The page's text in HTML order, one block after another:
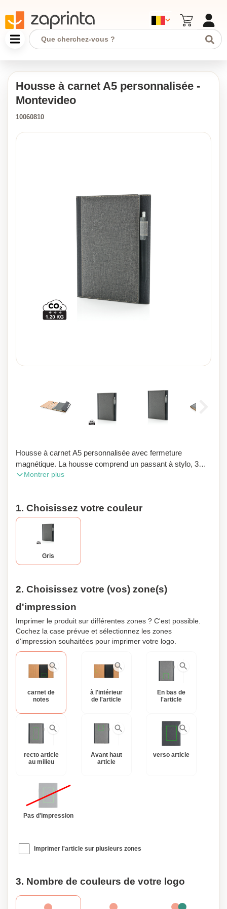
Housse à carnet A5 personnalisée -
Montevideo
10060810
Housse à carnet A5 personnalisée avec fermeture
magnétique. La housse comprend un passant à stylo, 3
porte-cartes, une grande poche à l’intérieur ainsi qu’un
Montrer plus
1. Choisissez votre couleur
Gris
2. Choisissez votre (vos) zone(s)
d'impression
Imprimer le produit sur différentes zones ? C'est possible.
Cochez la case prévue et sélectionnez les zones
d'impression souhaitées pour imprimer votre logo.
carnet de
notes
à l'intérieur
de l'article
En bas de
l'article
recto article
au milieu
Avant haut
article
verso article
Pas d'impression
Imprimer l'article sur plusieurs zones
3. Nombre de couleurs de votre logo